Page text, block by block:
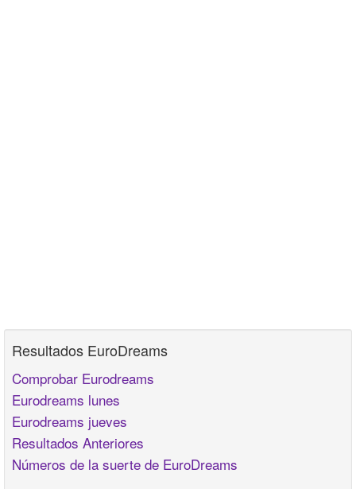
Resultados EuroDreams
Comprobar Eurodreams
Eurodreams lunes
Eurodreams jueves
Resultados Anteriores
Números de la suerte de EuroDreams